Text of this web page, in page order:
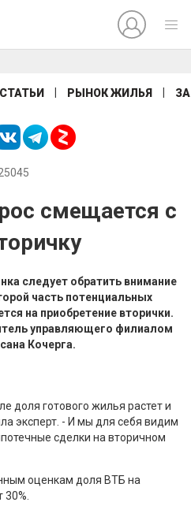
СТАТЬИ РЫНОК ЖИЛЬЯ
смещается с
следует обратить внимание
часть потенциальных
на приобретение вторички.
управляющего филиалом
Кочерга.
доля готового жилья растет и
эксперт. - И мы для себя видим
сделки на вторичном
оценкам доля ВТБ на